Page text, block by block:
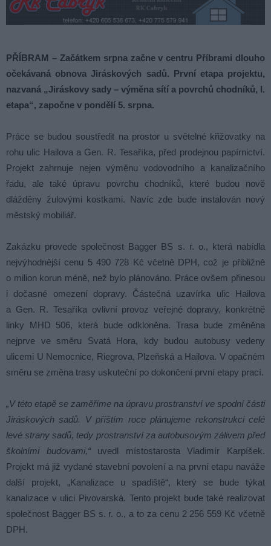
PŘÍBRAM – Začátkem srpna začne v centru Příbrami dlouho
očekávaná obnova Jiráskových sadů. První etapa projektu,
nazvaná „Jiráskovy sady – výměna sítí a povrchů chodníků, I.
etapa“, započne v pondělí 5. srpna.
Práce se budou soustředit na prostor u světelné křižovatky na
rohu ulic Hailova a Gen. R. Tesaříka, před prodejnou papírnictví.
Projekt zahrnuje nejen výměnu vodovodního a kanalizačního
řadu, ale také úpravu povrchu chodníků, které budou nově
dlážděny žulovými kostkami. Navíc zde bude instalován nový
městský mobiliář.
Zakázku provede společnost Bagger BS s. r. o., která nabídla
nejvýhodnější cenu 5 490 728 Kč včetně DPH, což je přibližně
o milion korun méně, než bylo plánováno. Práce ovšem přinesou
i dočasné omezení dopravy. Částečná uzavírka ulic Hailova
a Gen. R. Tesaříka ovlivní provoz veřejné dopravy, konkrétně
linky MHD 506, která bude odkloněna. Trasa bude změněna
nejprve ve směru Svatá Hora, kdy budou autobusy vedeny
ulicemi U Nemocnice, Riegrova, Plzeňská a Hailova. V opačném
směru se změna trasy uskuteční po dokončení první etapy prací.
„V této etapě se zaměříme na úpravu prostranství ve spodní části
Jiráskových sadů. V příštím roce plánujeme rekonstrukci celé
levé strany sadů, tedy prostranství za autobusovým zálivem před
školními budovami,“uvedl místostarosta Vladimír Karpíšek.
Projekt má již vydané stavební povolení a na první etapu naváže
další projekt, „Kanalizace u spadiště“, který se bude týkat
kanalizace v ulici Pivovarská. Tento projekt bude také realizovat
společnost Bagger BS s. r. o., a to za cenu 2 256 559 Kč včetně
DPH.